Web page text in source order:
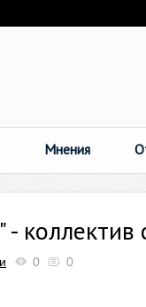
Мнения
-
0 0